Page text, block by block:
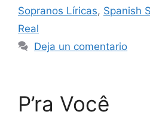
Sopranos Líricas, Spanish
Real
Deja un comentario
P’ra Você